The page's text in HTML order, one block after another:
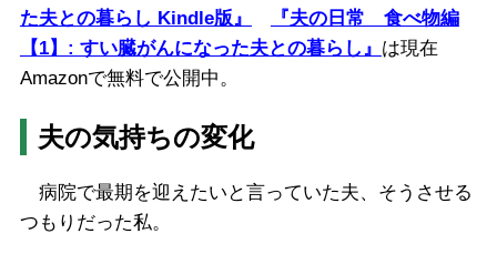
た夫との暮らし Kindle版』
『夫の日常 食べ物編
【1】: すい臓がんになった夫との暮らし』 は現在
Amazonで無料で公開中。
夫の気持ちの変化
病院で最期を迎えたいと言っていた夫、そうさせる
つもりだった私。